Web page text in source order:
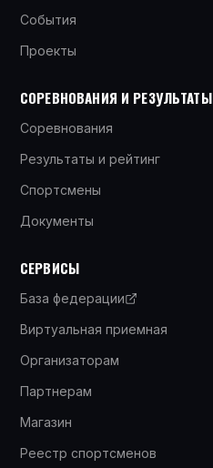
События
Проекты
СОРЕВНОВАНИЯ И РЕЗУЛЬТАТЫ
Соревнования
Результаты и рейтинг
Спортсмены
Документы
СЕРВИСЫ
База федерации
Виртуальная приемная
Организаторам
Партнерам
Магазин
Реестр спортсменов